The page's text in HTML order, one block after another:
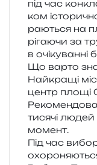
під час
ком
ра­ю­ться на
рі­га­ю­чи за
в очі­ку­ван­ні
Що варто
Найкращі
центр площі
тися­чі
момент.
Під час